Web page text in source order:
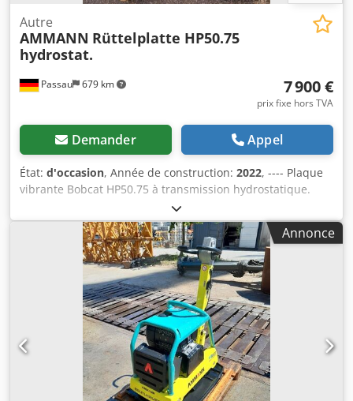
Passau 679 km
Autre
AMMANN Rüttelplatte HP50.75
hydrostat.
7 900 €
prix fixe hors TVA
Demander Appel
État: d'occasion, Année de construction: 2022, ---- Plaque
vibrante Bobcat HP50.75 à transmission hydrostatique.
Poids de la machine : 350 kg Longueur de la plaque :
450 mm Longueur de la machine : 900 mm Longueur de la
machine avec la poignée : 1 600 mm Hauteur de la
machine : 820 mm Dcedpfx Anjzkz Tkjfsk Hauteur de la
poignée (en position de travail) : 1 000 mm Hauteur de la
poignée (en position de transport) : 1 500 mm Largeur de
la machine : 450 / 600 / 750 mm Moteur : Hatz Supra
1D50S Carburant : diesel Puissance du moteur (tr/min) :
7 kW à 3 200 tr/min Fréquence de vibration maximale :
70 Hz Force centrifuge maximale : 50 kN Capacité de
pente : 36 % Amplitude : 1,7 mm
Annonce